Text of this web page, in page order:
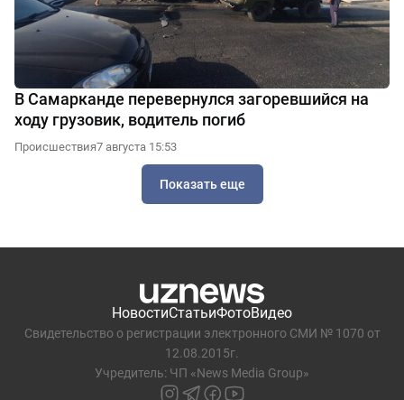
В Самарканде перевернулся загоревшийся на
ходу грузовик, водитель погиб
Происшествия7 августа 15:53
Показать еще
НовостиСтатьиФотоВидео
Свидетельство о регистрации электронного СМИ № 1070 от
12.08.2015г.
Учредитель: ЧП «News Media Group»